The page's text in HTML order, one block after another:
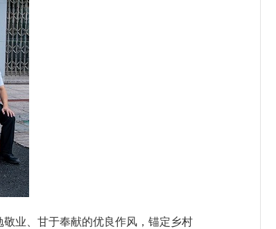
业、甘于奉献的优良作风，锚定乡村